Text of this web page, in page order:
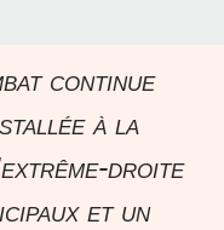
continue
à la
droite
et un